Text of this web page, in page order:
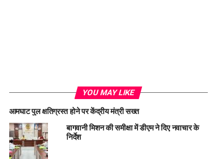
YOU MAY LIKE
आमघाट पुल क्षतिग्रस्त होने पर केंद्रीय मंत्री सख्त
बागवानी मिशन की समीक्षा में डीएम ने दिए नवाचार के
निर्देश